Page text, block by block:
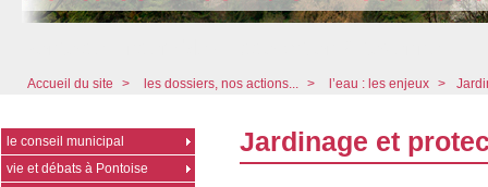
Accueil du site > les dossiers, nos actions... > l’eau : les enjeux >
Jardinage et
le conseil municipal
vie et débats à Pontoise